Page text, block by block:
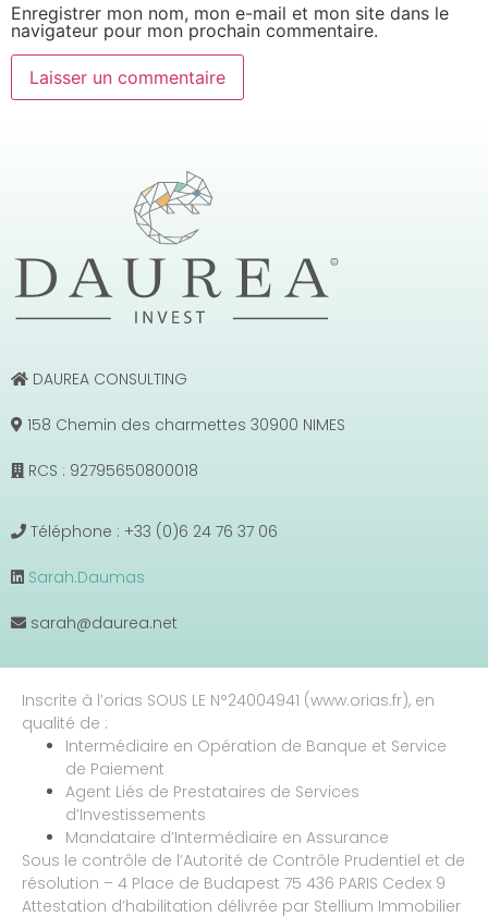
Enregistrer mon nom, mon e-mail et mon site dans le
navigateur pour mon prochain commentaire.
DAUREA CONSULTING
158 Chemin des charmettes 30900 NIMES
RCS : 92795650800018
Téléphone : +33 (0)6 24 76 37 06
Sarah.Daumas
sarah@daurea.net
Inscrite à l’orias SOUS LE N°24004941 (www.orias.fr), en
qualité de :
Intermédiaire en Opération de Banque et Service
de Paiement
Agent Liés de Prestataires de Services
d’Investissements
Mandataire d’Intermédiaire en Assurance
Sous le contrôle de l’Autorité de Contrôle Prudentiel et de
résolution – 4 Place de Budapest 75 436 PARIS Cedex 9
Attestation d’habilitation délivrée par Stellium Immobilier